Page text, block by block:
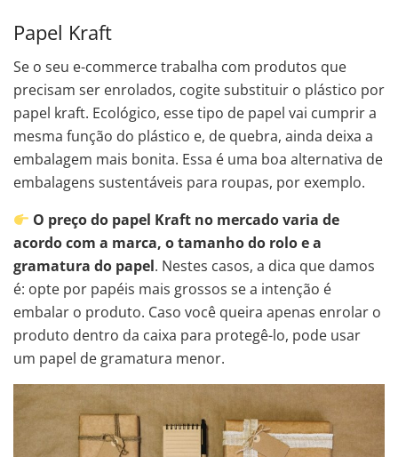
Papel Kraft
Se o seu e-commerce trabalha com produtos que
precisam ser enrolados, cogite substituir o plástico por
papel kraft. Ecológico, esse tipo de papel vai cumprir a
mesma função do plástico e, de quebra, ainda deixa a
embalagem mais bonita. Essa é uma boa alternativa de
embalagens sustentáveis para roupas, por exemplo.
O preço do papel Kraft no mercado varia de
acordo com a marca, o tamanho do rolo e a
gramatura do papel. Nestes casos, a dica que damos
é: opte por papéis mais grossos se a intenção é
embalar o produto. Caso você queira apenas enrolar o
produto dentro da caixa para protegê-lo, pode usar
um papel de gramatura menor.